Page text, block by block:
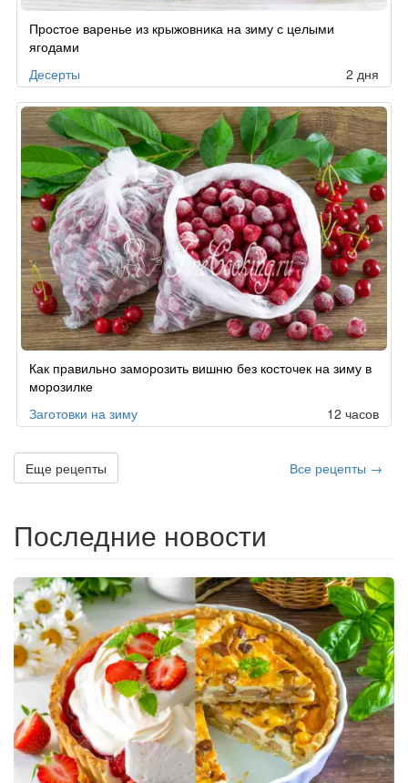
Простое варенье из крыжовника на зиму с целыми
ягодами
Десерты
2 дня
Как правильно заморозить вишню без косточек на зиму в
морозилке
Заготовки на зиму
12 часов
Еще рецепты Все рецепты →
Последние новости